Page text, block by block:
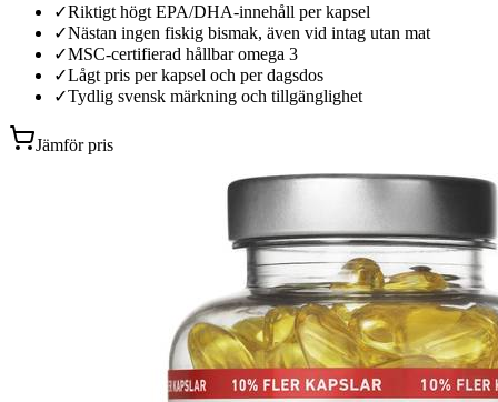
✓Riktigt högt EPA/DHA-innehåll per kapsel
✓Nästan ingen fiskig bismak, även vid intag utan mat
✓MSC-certifierad hållbar omega 3
✓Lågt pris per kapsel och per dagsdos
✓Tydlig svensk märkning och tillgänglighet
Jämför pris